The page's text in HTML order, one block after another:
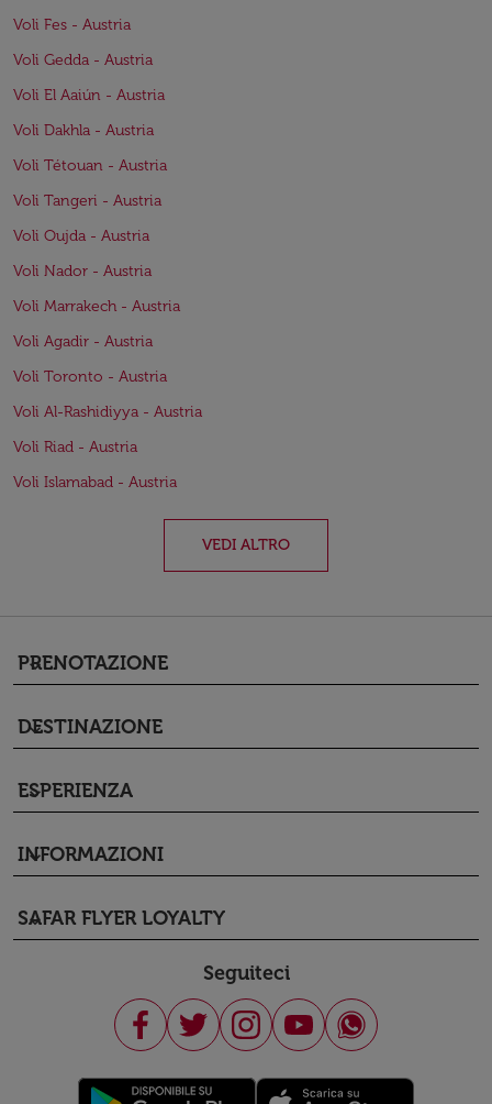
Voli Fes - Austria
Voli Gedda - Austria
Voli El Aaiún - Austria
Voli Dakhla - Austria
Voli Tétouan - Austria
Voli Tangeri - Austria
Voli Oujda - Austria
Voli Nador - Austria
Voli Marrakech - Austria
Voli Agadir - Austria
Voli Toronto - Austria
Voli Al-Rashidiyya - Austria
Voli Riad - Austria
Voli Islamabad - Austria
VEDI ALTRO
PRENOTAZIONE
keyboard_arrow_down
DESTINAZIONE
keyboard_arrow_down
ESPERIENZA
keyboard_arrow_down
INFORMAZIONI
keyboard_arrow_down
SAFAR FLYER LOYALTY
keyboard_arrow_down
Seguiteci